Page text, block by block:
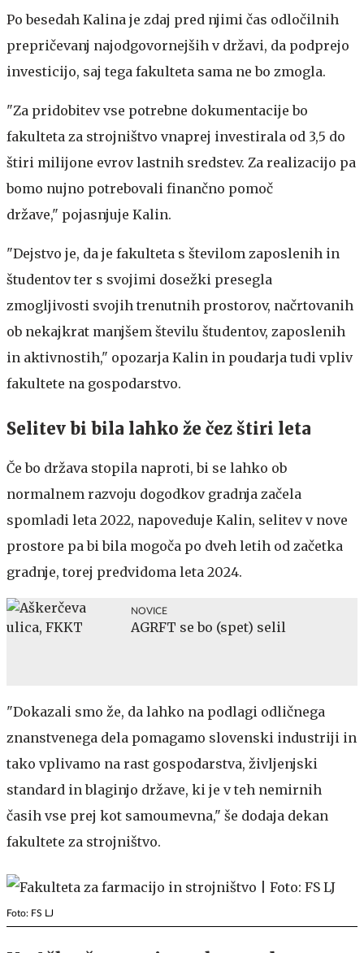
Po besedah Kalina je zdaj pred njimi čas odločilnih
prepričevanj najodgovornejših v državi, da podprejo
investicijo, saj tega fakulteta sama ne bo zmogla.
"Za pridobitev vse potrebne dokumentacije bo
fakulteta za strojništvo vnaprej investirala od 3,5 do
štiri milijone evrov lastnih sredstev. Za realizacijo pa
bomo nujno potrebovali finančno pomoč
države," pojasnjuje Kalin.
"Dejstvo je, da je fakulteta s številom zaposlenih in
študentov ter s svojimi dosežki presegla
zmogljivosti svojih trenutnih prostorov, načrtovanih
ob nekajkrat manjšem številu študentov, zaposlenih
in aktivnostih," opozarja Kalin in poudarja tudi vpliv
fakultete na gospodarstvo.
Selitev bi bila lahko že čez štiri leta
Če bo država stopila naproti, bi se lahko ob
normalnem razvoju dogodkov gradnja začela
spomladi leta 2022, napoveduje Kalin, selitev v nove
prostore pa bi bila mogoča po dveh letih od začetka
gradnje, torej predvidoma leta 2024.
NOVICE
AGRFT se bo (spet) selil
"Dokazali smo že, da lahko na podlagi odličnega
znanstvenega dela pomagamo slovenski industriji in
tako vplivamo na rast gospodarstva, življenjski
standard in blaginjo države, ki je v teh nemirnih
časih vse prej kot samoumevna," še dodaja dekan
fakultete za strojništvo.
Foto: FS LJ